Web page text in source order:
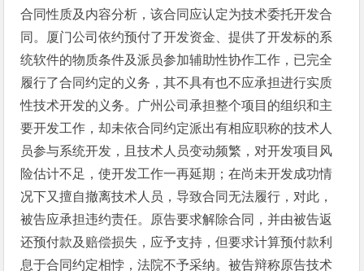
合同性质及内容分析，该合同应认定为技术委托开发合
同。厦门公司依约预付了开发资金、提供了开发标的系
统软件的物质条件及派员参加辅助性协作工作，已完全
履行了合同约定的义务，其不具有也不应承担进行实质
性技术开发的义务。广州公司承担整个项目的组织和主
要开发工作，却未依合同约定派出有相应职称的技术人
员参与系统开发，且技术人员变动频繁，对开发项目风
险估计不足，使开发工作一再延期；在尚未开发成功情
况下又擅自撤离技术人员，导致合同无法履行，对此，
被告应承担违约责任。原告要求解除合同，并由被告返
还预付款及赔偿损失，应予支持，但要求计算预付款利
息于合同约定相悖，法院不予采纳。被告辩称原告技术